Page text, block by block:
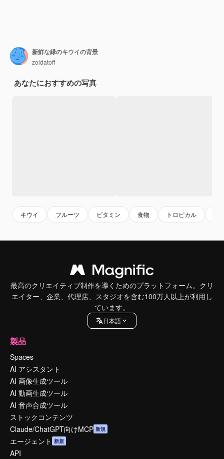
新鮮な緑のキウイの背景
zoldatoff
あなたにおすすめの写真
キウイ フルーツ ビタミン 食物 トロピカル
最高のクリエイティブ制作を導くためのプラットフォーム。クリ
エイター、企業、代理店、スタジオを含む100万人以上が利用し
ています。
日本語
製品
Spaces
AI アシスタント
AI 画像生成ツール
AI 動画生成ツール
AI 音声合成ツール
ストックコンテンツ
Claude/ChatGPT向けMCP 新規
エージェント 新規
API